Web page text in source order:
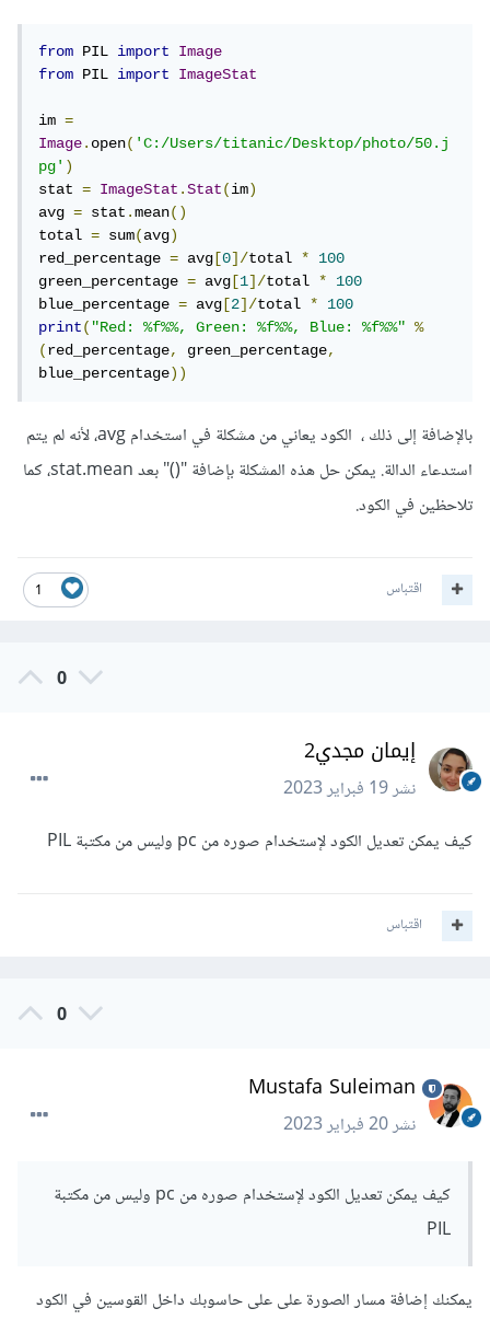
from PIL import
Image
from PIL import ImageStat
im =
Image.open('C:/Users/titanic/Desktop/photo/50.j
pg')
stat = ImageStat.Stat(im)
avg = stat.mean()
total = sum(avg)
red_percentage = avg [0]/total *
100
green_percentage = avg [1]/total *
100
blue_percentage = avg [2]/total *
100
print("Red: %f%%, Green: %f%%, Blue: %f%%"
%
(red_percentage, green_percentage,
blue_percentage))
بالإضافة إلى ذلك ، الكود يعاني من مشكلة في استخدام avg، لأنه لم يتم
استدعاء الدالة. يمكن حل هذه المشكلة بإضافة "()" بعد stat.mean، كما
تلاحظين في الكود.
1 اقتباس
0
إيمان مجدي2
نشر19 فبراير 2023
كيف يمكن تعديل الكود لإستخدام صوره من pc وليس من مكتبة PIL
اقتباس
0
Mustafa Suleiman
نشر20 فبراير 2023
كيف يمكن تعديل الكود لإستخدام صوره من pc وليس من مكتبة
PIL
يمكنك إضافة مسار الصورة على على حاسوبك داخل القوسين في الكود